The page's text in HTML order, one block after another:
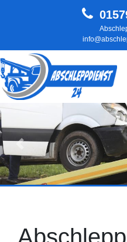
Hauptnavigation
Zurück